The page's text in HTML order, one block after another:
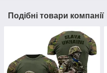
Подібні товари компанії